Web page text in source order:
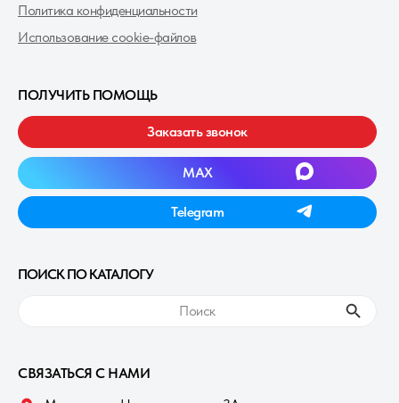
СВЯЗАТЬСЯ С НАМИ
Заказать звонок
MAXㅤ
ПОЛУЧИТЬ ПОМОЩЬ
ㅤПоискㅤ
ПОИСК ПО КАТАЛОГУ
Политика конфиденциальности
Использование cookie-файлов
Telegramㅤ